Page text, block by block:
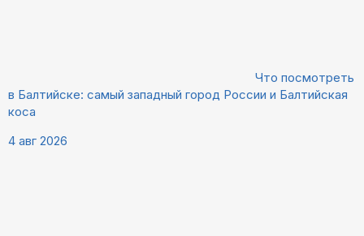
Что посмотреть
в Балтийске: самый западный город России и Балтийская
коса
4 авг 2026